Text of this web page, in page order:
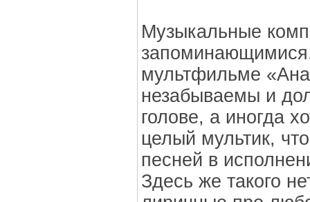
Музыкальные
мультфильме
незабываемы и
голове, а иногда
целый мультик,
песней в
Здесь же такого